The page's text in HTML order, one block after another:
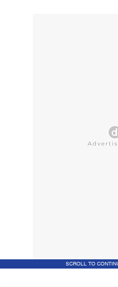
SCROLL TO